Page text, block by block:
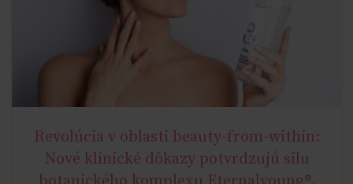
Revolúcia v oblasti beauty-from-within:
Nové klinické dôkazy potvrdzujú silu